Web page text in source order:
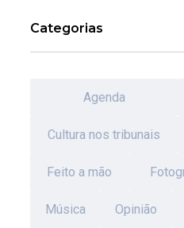
Categorias
Agenda
Cultura nos tribunais
Feito a mão
Música Opinião